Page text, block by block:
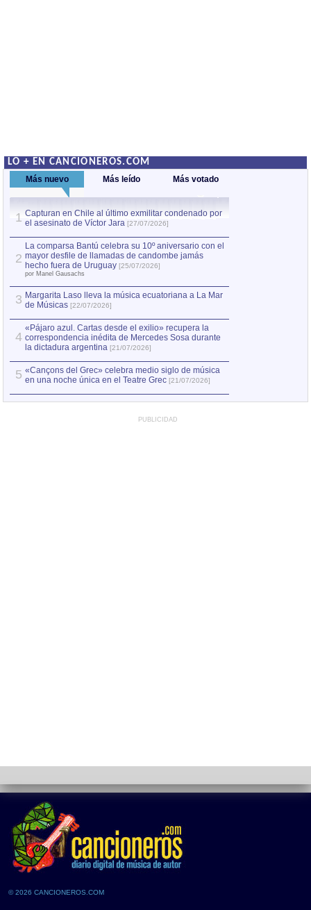
LO + EN CANCIONEROS.COM
Más nuevo Más leído Más votado
1 Capturan en Chile al último exmilitar condenado por
el asesinato de Víctor Jara [27/07/2026]
2
La comparsa Bantú celebra su 10º aniversario con el
mayor desfile de llamadas de candombe jamás
hecho fuera de Uruguay [25/07/2026]
por Manel Gausachs
3 Margarita Laso lleva la música ecuatoriana a La Mar
de Músicas [22/07/2026]
4
«Pájaro azul. Cartas desde el exilio» recupera la
correspondencia inédita de Mercedes Sosa durante
la dictadura argentina [21/07/2026]
5 «Cançons del Grec» celebra medio siglo de música
en una noche única en el Teatre Grec [21/07/2026]
PUBLICIDAD
© 2026 CANCIONEROS.COM